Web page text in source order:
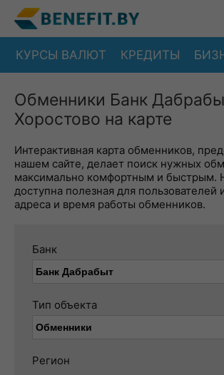
КУРСЫ ВАЛЮТ КРЕДИТЫ
Обменники Банк
Хоростово на карте
Интерактивная карта обменников,
нашем сайте, делает поиск нужных
максимально комфортным и быстрым.
доступна полезная для пользователей
адреса и время работы обменников.
Банк
Тип объекта
Регион